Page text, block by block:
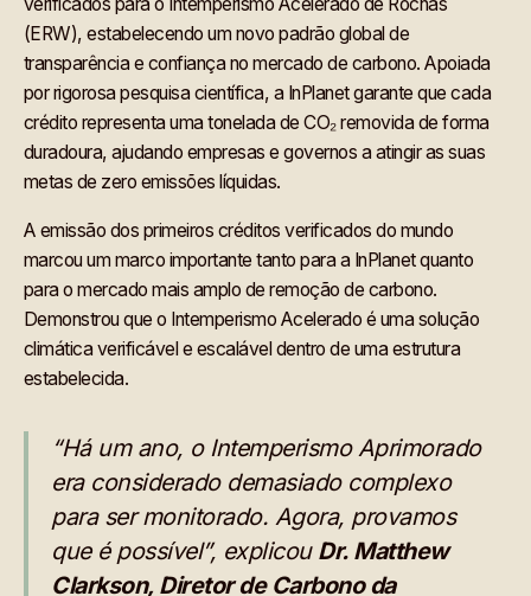
verificados para o Intemperismo Acelerado de Rochas
(ERW), estabelecendo um novo padrão global de
transparência e confiança no mercado de carbono. Apoiada
por rigorosa pesquisa científica, a InPlanet garante que cada
crédito representa uma tonelada de CO₂ removida de forma
duradoura, ajudando empresas e governos a atingir as suas
metas de zero emissões líquidas.
A emissão dos primeiros créditos verificados do mundo
marcou um marco importante tanto para a InPlanet quanto
para o mercado mais amplo de remoção de carbono.
Demonstrou que o Intemperismo Acelerado é uma solução
climática verificável e escalável dentro de uma estrutura
estabelecida.
“Há um ano, o Intemperismo Aprimorado
era considerado demasiado complexo
para ser monitorado. Agora, provamos
que é possível”, explicou Dr. Matthew
Clarkson, Diretor de Carbono da